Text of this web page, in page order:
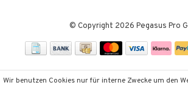
© Copyright 2026 Pegasus Pro
Wir benutzen Cookies nur für interne Zwecke um den